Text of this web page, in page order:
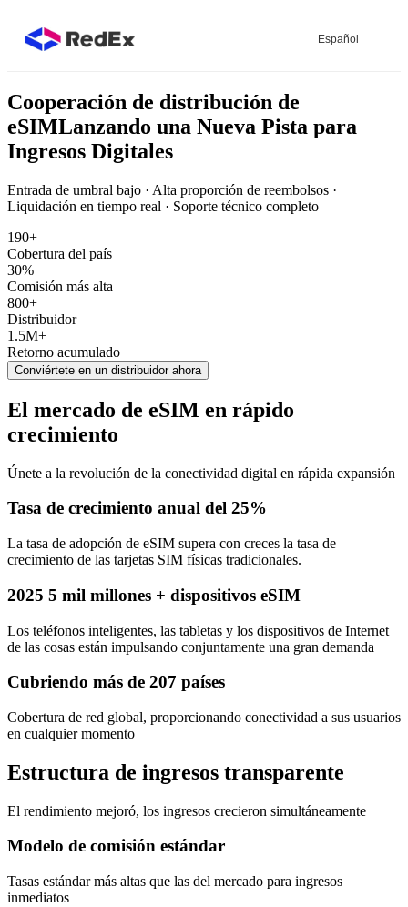
Español
Cooperación de distribución de
eSIMLanzando una Nueva Pista para
Ingresos Digitales
Entrada de umbral bajo · Alta proporción de reembolsos ·
Liquidación en tiempo real · Soporte técnico completo
190+
Cobertura del país
30%
Comisión más alta
800+
Distribuidor
1.5M+
Retorno acumulado
Conviértete en un distribuidor ahora
El mercado de eSIM en rápido
crecimiento
Únete a la revolución de la conectividad digital en rápida expansión
Tasa de crecimiento anual del 25%
La tasa de adopción de eSIM supera con creces la tasa de
crecimiento de las tarjetas SIM físicas tradicionales.
2025 5 mil millones + dispositivos eSIM
Los teléfonos inteligentes, las tabletas y los dispositivos de Internet
de las cosas están impulsando conjuntamente una gran demanda
Cubriendo más de 207 países
Cobertura de red global, proporcionando conectividad a sus usuarios
en cualquier momento
Estructura de ingresos transparente
El rendimiento mejoró, los ingresos crecieron simultáneamente
Modelo de comisión estándar
Tasas estándar más altas que las del mercado para ingresos
inmediatos